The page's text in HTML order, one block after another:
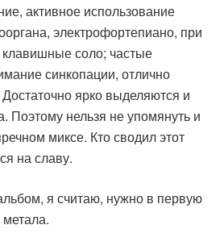
активное использование
электрофортепиано, при
соло; частые
синкопации, отлично
ярко выделяются и
Поэтому нельзя не упомянуть и
миксе. Кто сводил этот
на славу.
я считаю, нужно в первую